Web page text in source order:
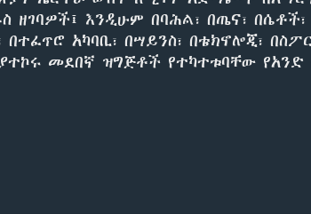
እንዲሁም በባሕል፣ በጤና፣ በሴቶች፣
በተፈጥሮ አካባቢ፣ በሣይንስ፣ በቴክኖሎጂ፣
መደበኛ ዝግጅቶች የተካተቱባቸው የአንድ